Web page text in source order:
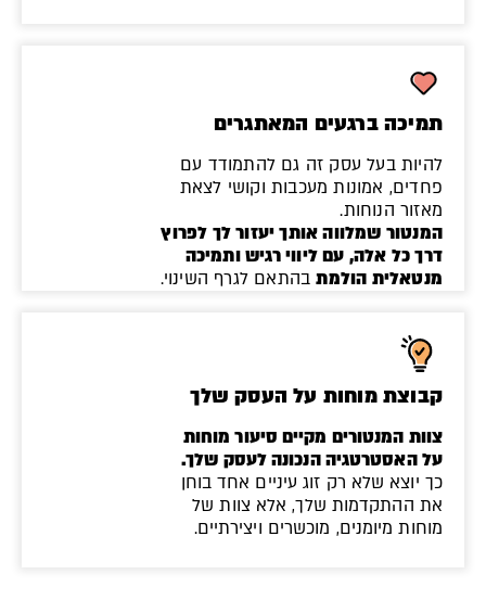
תמיכה ברגעים המאתגרים
להיות בעל עסק זה גם להתמודד עם
פחדים, אמונות מעכבות וקושי לצאת
מאזור הנוחות.
המנטור שמלווה אותך יעזור לך לפרוץ
דרך כל אלה, עם ליווי רגיש ותמיכה
מנטאלית הולמתבהתאם לגרף השינוי.
קבוצת מוחות על העסק שלך
צוות המנטורים מקיים סיעור מוחות
על האסטרטגיה הנכונה לעסק שלך.
כך יוצא שלא רק זוג עיניים אחד בוחן
את ההתקדמות שלך, אלא צוות של
מוחות מיומנים, מוכשרים ויצירתיים.